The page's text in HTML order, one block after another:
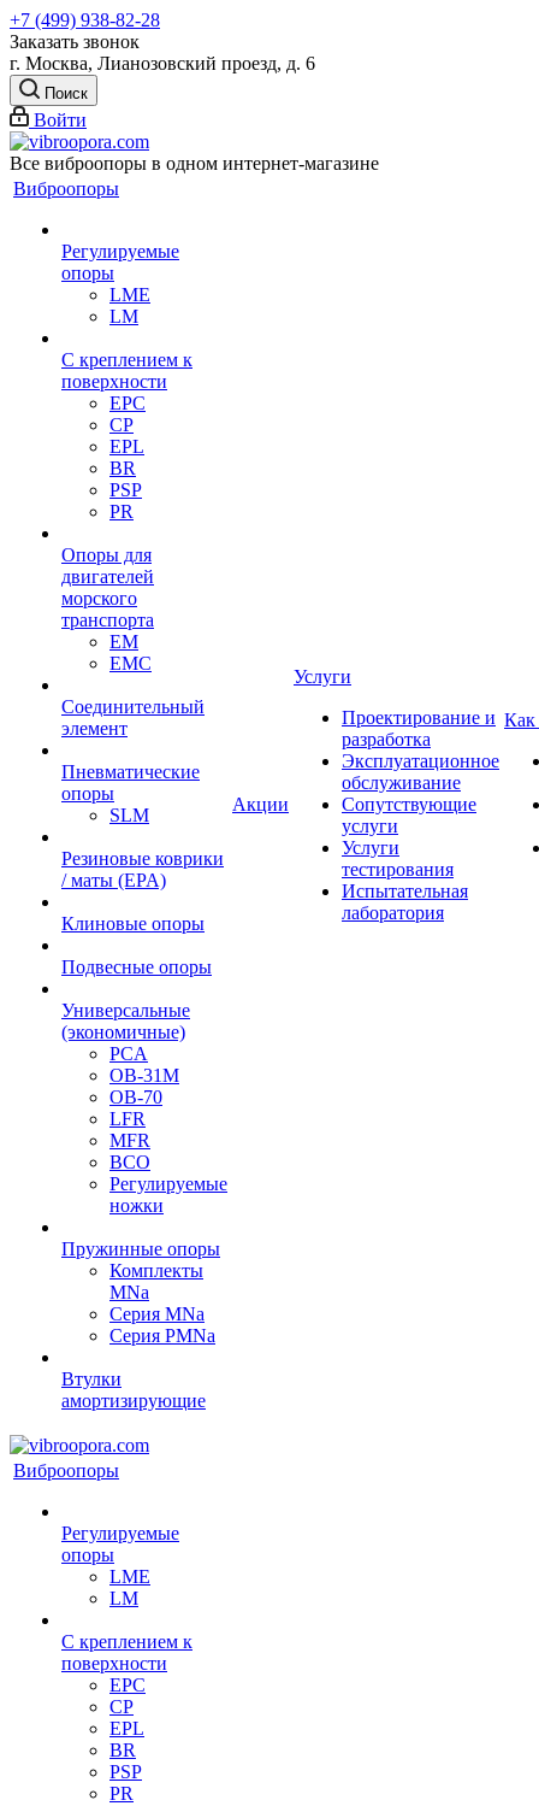
+7 (499) 938-82-28
Заказать звонок
г. Москва, Лианозовский проезд, д. 6
Поиск
Войти
Все виброопоры в одном интернет-магазине
Виброопоры
Регулируемые
опоры
LME
LM
С креплением к
поверхности
EPC
CP
EPL
BR
PSP
PR
Опоры для
двигателей
морского
транспорта
EM
EMC
Cоединительный
элемент
Пневматические
опоры
SLM
Резиновые коврики
/ маты (EPA)
Клиновые опоры
Подвесные опоры
Универсальные
(экономичные)
PCA
ОВ-31М
OB-70
LFR
MFR
ВСО
Регулируемые
ножки
Пружинные опоры
Комплекты
MNa
Серия MNa
Серия PMNa
Втулки
амортизирующие
Акции
Услуги
Проектирование и
разработка
Эксплуатационное
обслуживание
Сопутствующие
услуги
Услуги
тестирования
Испытательная
лаборатория
Как
Виброопоры
Регулируемые
опоры
LME
LM
С креплением к
поверхности
EPC
CP
EPL
BR
PSP
PR